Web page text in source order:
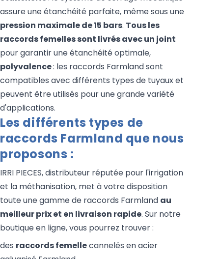
assure une étanchéité parfaite, même sous une
pression maximale de 15 bars. Tous les
raccords femelles sont livrés avec un joint
pour garantir une étanchéité optimale,
polyvalence: les raccords Farmland sont
compatibles avec différents types de tuyaux et
peuvent être utilisés pour une grande variété
d'applications.
Les différents types de
raccords Farmland que nous
proposons :
IRRI PIECES, distributeur réputée pour l'irrigation
et la méthanisation, met à votre disposition
toute une gamme de raccords Farmland au
meilleur prix et en livraison rapide. Sur notre
boutique en ligne, vous pourrez trouver :
des raccords femellecannelés en acier